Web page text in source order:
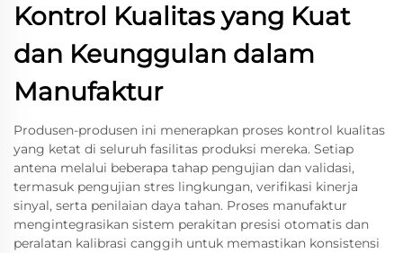
Kontrol Kualitas yang Kuat
dan Keunggulan dalam
Manufaktur
Produsen-produsen ini menerapkan proses kontrol kualitas
yang ketat di seluruh fasilitas produksi mereka. Setiap
antena melalui beberapa tahap pengujian dan validasi,
termasuk pengujian stres lingkungan, verifikasi kinerja
sinyal, serta penilaian daya tahan. Proses manufaktur
mengintegrasikan sistem perakitan presisi otomatis dan
peralatan kalibrasi canggih untuk memastikan konsistensi